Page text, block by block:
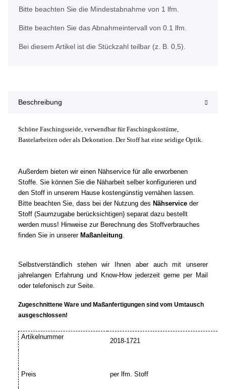
x
Bitte beachten Sie die Mindestabnahme von 1 lfm.
Bitte beachten Sie das Abnahmeintervall von 0.1 lfm.
Bei diesem Artikel ist die Stückzahl teilbar (z. B. 0,5).
Beschreibung
Schöne Faschingsseide, verwendbar für Faschingskostüme,
Bastelarbeiten oder als Dekoration. Der Stoff hat eine seidige Optik.
Außerdem bieten wir einen Nähservice für alle erworbenen
Stoffe. Sie können Sie die Näharbeit selber konfigurieren und
den Stoff in unserem Hause kostengünstig vernähen lassen.
Bitte beachten Sie, dass bei der Nutzung des Nähservice der
Stoff (Saumzugabe berücksichtigen) separat dazu bestellt
werden muss! Hinweise zur Berechnung des Stoffverbrauches
finden Sie in unserer Maßanleitung
Selbstverständlich stehen wir Ihnen aber auch mit unserer
jahrelangen Erfahrung und Know-How jederzeit gerne per Mail
oder telefonisch zur Seite.
Zugeschnittene Ware und Maßanfertigungen sind vom Umtausch
ausgeschlossen!
Artikelnummer
2018-1721
Preis per lfm. Stoff